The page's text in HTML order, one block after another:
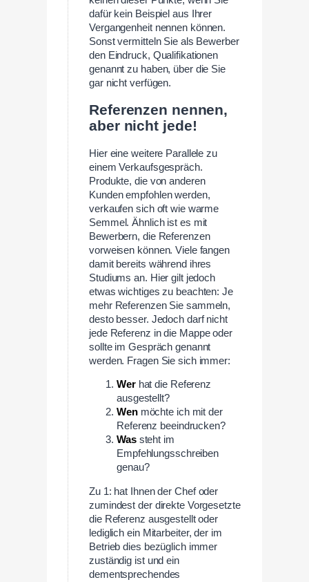
dafür kein Beispiel aus Ihrer
Vergangenheit nennen können.
Sonst vermitteln Sie als Bewerber
den Eindruck, Qualifikationen
genannt zu haben, über die Sie
gar nicht verfügen.
Referenzen nennen,
aber nicht jede!
Hier eine weitere Parallele zu
einem Verkaufsgespräch.
Produkte, die von anderen
Kunden empfohlen werden,
verkaufen sich oft wie warme
Semmel. Ähnlich ist es mit
Bewerbern, die Referenzen
vorweisen können. Viele fangen
damit bereits während ihres
Studiums an. Hier gilt jedoch
etwas wichtiges zu beachten: Je
mehr Referenzen Sie sammeln,
desto besser. Jedoch darf nicht
jede Referenz in die Mappe oder
sollte im Gespräch genannt
werden. Fragen Sie sich immer:
Werhat die Referenz
ausgestellt?
Wenmöchte ich mit der
Referenz beeindrucken?
Wassteht im
Empfehlungsschreiben
genau?
Zu 1: hat Ihnen der Chef oder
zumindest der direkte Vorgesetzte
die Referenz ausgestellt oder
lediglich ein Mitarbeiter, der im
Betrieb dies bezüglich immer
zuständig ist und ein
dementsprechendes